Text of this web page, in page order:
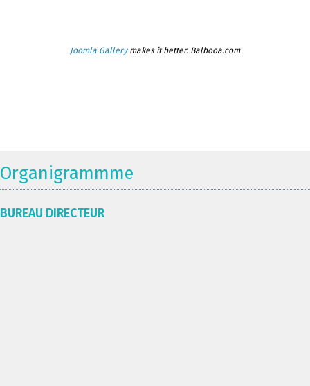
Joomla Gallerymakes it better. Balbooa.com
Organigrammme
BUREAU DIRECTEUR